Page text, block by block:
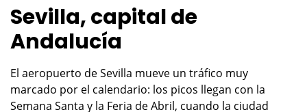
Sevilla, capital de
Andalucía
El aeropuerto de Sevilla mueve un tráfico muy
marcado por el calendario: los picos llegan con la
Semana Santa y la Feria de Abril, cuando la ciudad